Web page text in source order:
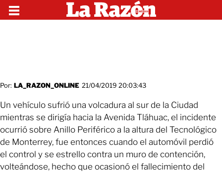
Por: LA_RAZON_ONLINE 21/04/2019 20:03:43
Un vehículo sufrió una volcadura al sur de la Ciudad
mientras se dirigía hacia la Avenida Tláhuac, el incidente
ocurrió sobre Anillo Periférico a la altura del Tecnológico
de Monterrey, fue entonces cuando el automóvil perdió
el control y se estrello contra un muro de contención,
volteándose, hecho que ocasionó el fallecimiento del